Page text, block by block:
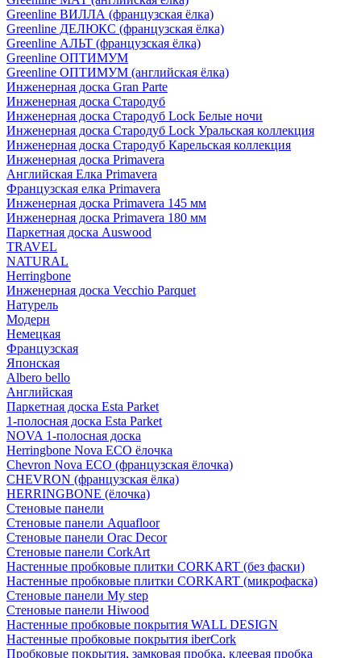
Greenline ВИЛЛА (французская ёлка)
Greenline ДЕЛЮКС (французская ёлка)
Greenline АЛЬТ (французская ёлка)
Greenline ОПТИМУМ
Greenline ОПТИМУМ (английская ёлка)
Инженерная доска Gran Parte
Инженерная доска Стародуб
Инженерная доска Стародуб Lock Белые ночи
Инженерная доска Стародуб Lock Уральская коллекция
Инженерная доска Стародуб Карельская коллекция
Инженерная доска Primavera
Английская Елка Primavera
Французская елка Primavera
Инженерная доска Primavera 145 мм
Инженерная доска Primavera 180 мм
Паркетная доска Auswood
TRAVEL
NATURAL
Herringbone
Инженерная доска Vecchio Parquet
Натурель
Модерн
Немецкая
Французская
Японская
Albero bello
Английская
Паркетная доска Esta Parket
1-полосная доска Esta Parket
NOVA 1-полосная доска
Herringbone Nova ECO ёлочка
Chevron Nova ECO (французская ёлочка)
CHEVRON (французская ёлка)
HERRINGBONE (ёлочка)
Стеновые панели
Стеновые панели Aquafloor
Стеновые панели Orac Decor
Стеновые панели CorkArt
Настенные пробковые плитки CORKART (без фаски)
Настенные пробковые плитки CORKART (микрофаска)
Стеновые панели My step
Стеновые панели Hiwood
Настенные пробковые покрытия WALL DESIGN
Настенные пробковые покрытия iberCork
Пробковые покрытия, замковая пробка, клеевая пробка